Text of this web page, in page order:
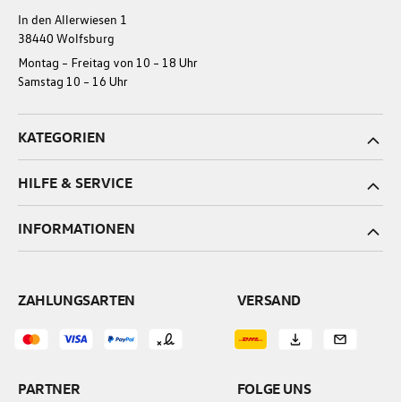
In den Allerwiesen 1
38440 Wolfsburg
Montag – Freitag von 10 – 18 Uhr
Samstag 10 – 16 Uhr
KATEGORIEN
HILFE & SERVICE
INFORMATIONEN
PARTNER
VERSAND
ZAHLUNGSARTEN
FOLGE UNS